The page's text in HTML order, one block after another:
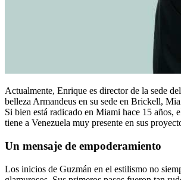
Actualmente, Enrique es director de la sede
belleza Armandeus en su sede en Brickell,
Si bien está radicado en Miami hace 15 años,
tiene a Venezuela muy presente en sus
Un mensaje de empoderamiento
Los inicios de Guzmán en el estilismo no